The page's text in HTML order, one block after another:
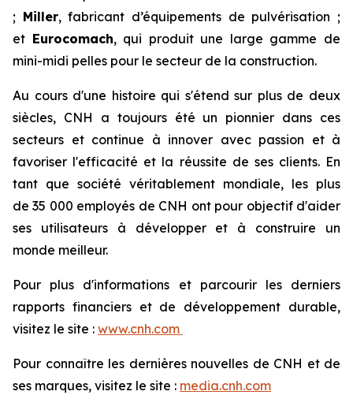
; Miller, fabricant d’équipements de pulvérisation ;
et Eurocomach, qui produit une large gamme de
mini-midi pelles pour le secteur de la construction.
Au cours d'une histoire qui s'étend sur plus de deux
siècles, CNH a toujours été un pionnier dans ces
secteurs et continue à innover avec passion et à
favoriser l'efficacité et la réussite de ses clients. En
tant que société véritablement mondiale, les plus
de 35 000 employés de CNH ont pour objectif d'aider
ses utilisateurs à développer et à construire un
monde meilleur.
Pour plus d'informations et parcourir les derniers
rapports financiers et de développement durable,
visitez le site : www.cnh.com
Pour connaître les dernières nouvelles de CNH et de
ses marques, visitez le site : media.cnh.com